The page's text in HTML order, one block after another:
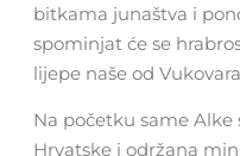
bitkama junaštva i
spominjat će se
lijepe naše od
Na početku same
Hrvatske i održana